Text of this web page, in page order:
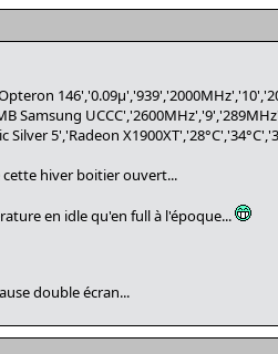
Samsung
5','Radeon
hiver boitier ouvert...
en idle qu'en full à l'époque...
double écran...